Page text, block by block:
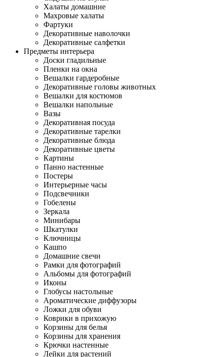
Халаты домашние
Махровые халаты
Фартуки
Декоративные наволочки
Декоративные салфетки
Предметы интерьера
Доски гладильные
Пленки на окна
Вешалки гардеробные
Декоративные головы животных
Вешалки для костюмов
Вешалки напольные
Вазы
Декоративная посуда
Декоративные тарелки
Декоративные блюда
Декоративные цветы
Картины
Панно настенные
Постеры
Интерьерные часы
Подсвечники
Гобелены
Зеркала
Минибары
Шкатулки
Ключницы
Кашпо
Домашние свечи
Рамки для фотографий
Альбомы для фотографий
Иконы
Глобусы настольные
Ароматические диффузоры
Ложки для обуви
Коврики в прихожую
Корзины для белья
Корзины для хранения
Крючки настенные
Лейки для растений